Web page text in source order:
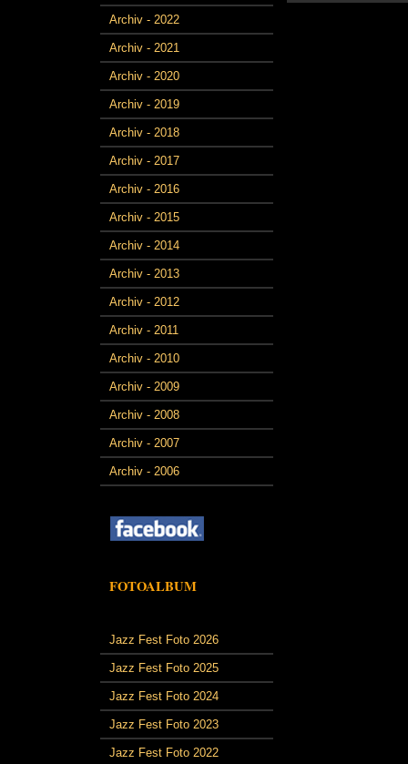
Archiv - 2022
Archiv - 2021
Archiv - 2020
Archiv - 2019
Archiv - 2018
Archiv - 2017
Archiv - 2016
Archiv - 2015
Archiv - 2014
Archiv - 2013
Archiv - 2012
Archiv - 2011
Archiv - 2010
Archiv - 2009
Archiv - 2008
Archiv - 2007
Archiv - 2006
FOTOALBUM
Jazz Fest Foto 2026
Jazz Fest Foto 2025
Jazz Fest Foto 2024
Jazz Fest Foto 2023
Jazz Fest Foto 2022